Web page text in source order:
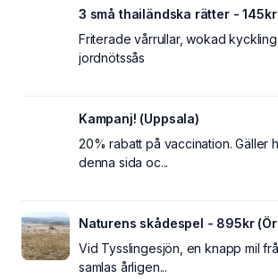
3 små thailändska rätter -
Friterade vårrullar, wokad
jordnötssås
Kampanj! (Uppsala)
20% rabatt på vaccination. Gäller
denna sida oc...
Naturens skådespel - 895kr
Vid Tysslingesjön, en knapp mil
samlas årligen...